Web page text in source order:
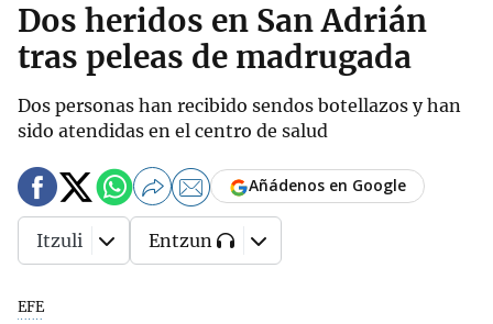
Dos heridos en San Adrián
tras peleas de madrugada
Dos personas han recibido sendos botellazos y han
sido atendidas en el centro de salud
EFE
Añádenos en Google
Itzuli Entzun